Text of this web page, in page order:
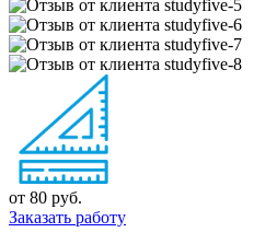
от 80 руб.
Заказать работу